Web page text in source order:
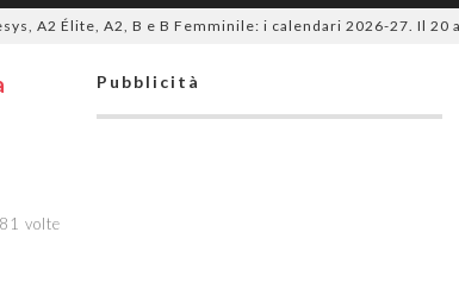
A2, B e B Femminile: i calendari 2026-27. Il 20 agosto
volte
Pubblicità